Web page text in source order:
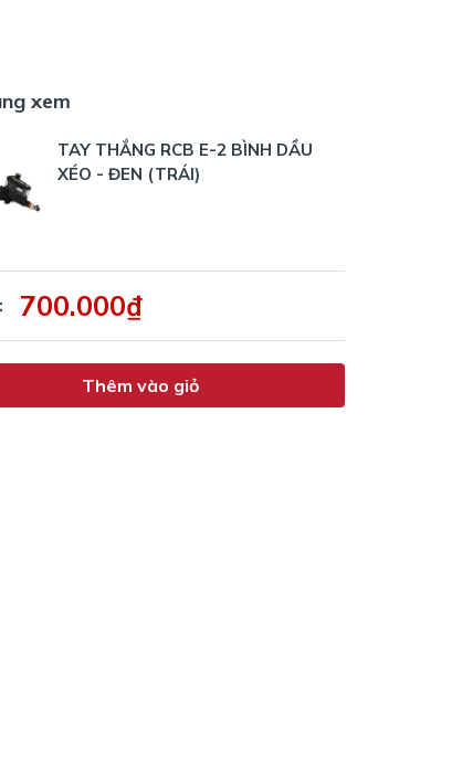
xem
TAY THẮNG RCB E-2 BÌNH DẦU
XÉO - ĐEN (TRÁI)
700.000₫
Thêm vào giỏ